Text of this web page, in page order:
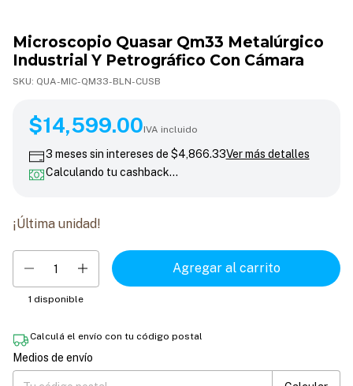
Microscopio Quasar Qm33 Metalúrgico
Industrial Y Petrográfico Con Cámara
SKU: QUA-MIC-QM33-BLN-CUSB
$14,599.00
$14,599.00IVA incluido
3 meses sin intereses de $4,866.33Ver más detalles
Calculando tu cashback…
¡Última unidad!
1 disponible
Calculá el envío con tu código postal
Entregas para el CP:
Medios de envío